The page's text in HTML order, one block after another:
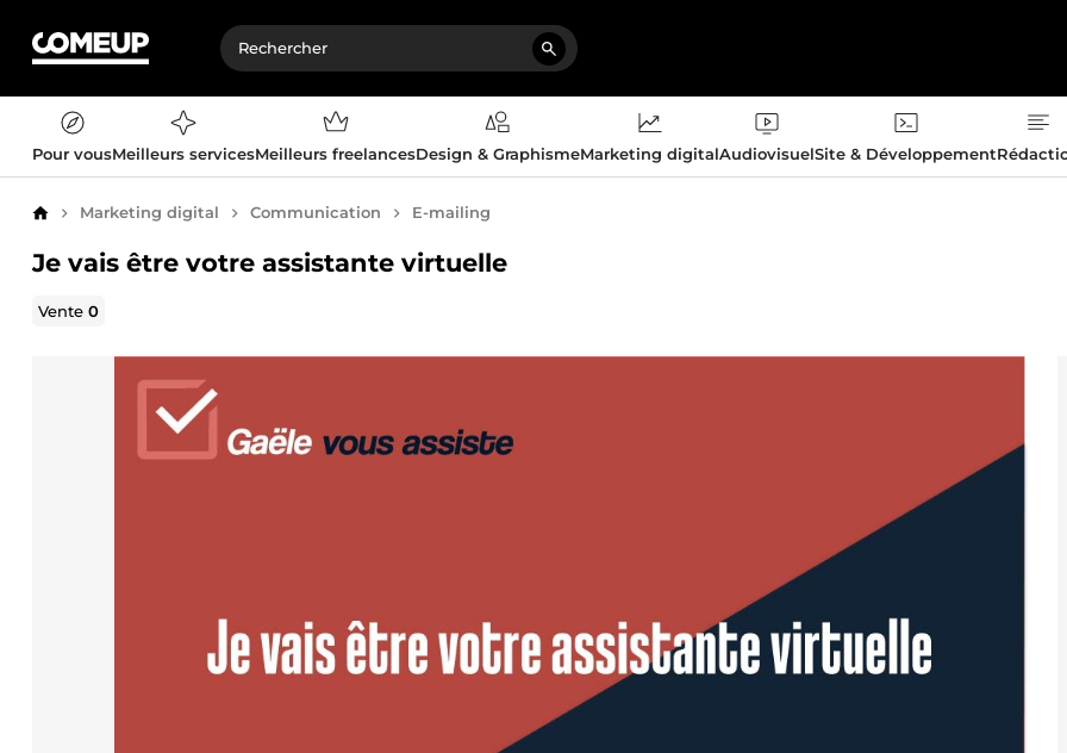
Pour vousMeilleurs servicesMeilleurs freelancesDesign & GraphismeMarketing digitalAudiovisuelSite & Développement
AccueilMarketing digital Communication E-mailing
Je vais être votre assistante virtuelle
Vente0